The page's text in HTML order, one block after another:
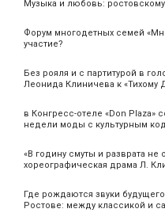
Музыка и любовь:
Форум многодетных семей
участие?
Без рояля и с партитурой в
Леонида Клиничева к «Тихому
в Конгресс-отеле «Don Plaza»
недели моды с культурным
«В годину смуты и разврата не
хореографическая драма Л.
Где рождаются звуки
Ростове: между классикой и